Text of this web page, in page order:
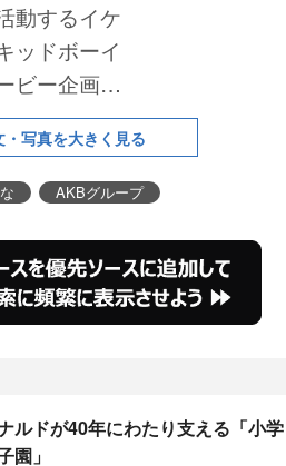
動するイケ
ッドボーイ
ビー企画。
な彼らに、
ドバイスを
子高みたい
ーも「僕た
しんでいき
・写真を大きく見る
AKBグループ
ルドが40年にわたり支える「小学
園」